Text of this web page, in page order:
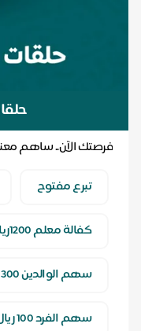
فرصتك الآن.. ساهم
تبرع مفتوح
كفالة معلم 1200ريال
سهم الوالدين 300 ريال
سهم الفرد 100 ريال